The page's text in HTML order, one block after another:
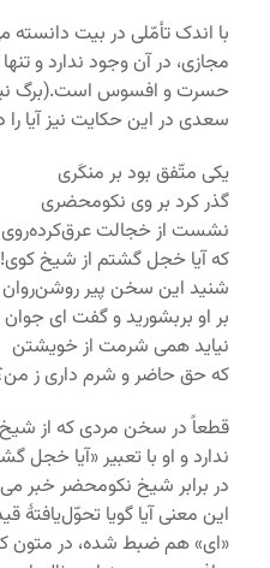
با اندک تأمّلی در بیت
مجازی، در آن وجود ندارد و
حسرت و افسوس است.(برگ
سعدی در این حکایت نیز آیا
یکی متّفق بود بر منکَری
گذر کرد بر وی نکومحضری
نشست از خجالت عرق‌کرده‌روی
که آیا خجل گشتم از شیخ کوی!
شنید این سخن پیر روشن‌روان
بر او بربشورید و گفت ای جوان
نیاید همی شرمت از خویشتن
که حق حاضر و شرم داری ز
قطعاً در سخن مردی که از
ندارد و او با تعبیر «آیا
در برابر شیخ نکومحضر خبر
این معنی آیا گویا
«ای» هم ضبط شده، در متون